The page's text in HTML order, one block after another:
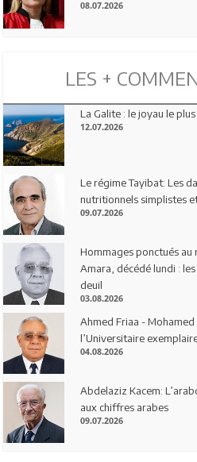
08.07.2026
LES +
La Galite : le joyau le
12.07.2026
Le régime Tayibat: Les
nutritionnels simplistes
09.07.2026
Hommages ponctués au
Amara, décédé lundi :
deuil
03.08.2026
Ahmed Friaa - Mohamed
l’Universitaire
04.08.2026
Abdelaziz Kacem:
aux chiffres arabes
09.07.2026